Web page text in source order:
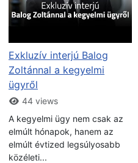
Exkluzív interjú Balog
Zoltánnal a kegyelmi
ügyről
44 views
A kegyelmi ügy nem csak az
elmúlt hónapok, hanem az
elmúlt évtized legsúlyosabb
közéleti...